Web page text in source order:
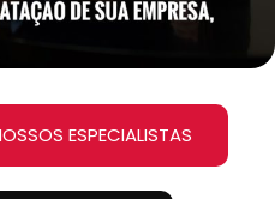
ESPECIALISTAS